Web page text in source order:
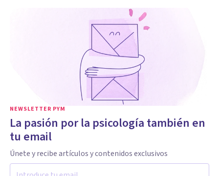
NEWSLETTER PYM
La pasión por la psicología también en
tu email
Únete y recibe artículos y contenidos exclusivos